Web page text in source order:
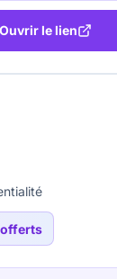
Ouvrir le lien